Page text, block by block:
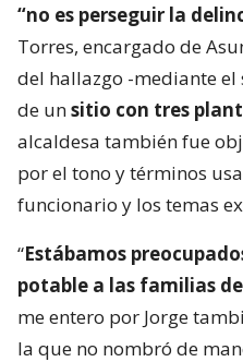
“no es perseguir la
Torres, encargado de
del hallazgo -mediante
de unsitio con tres
alcaldesa también fue
por el tono y términos
funcionario y los temas
“Estábamos
potable a las familias
me entero por Jorge
la que no nombró de